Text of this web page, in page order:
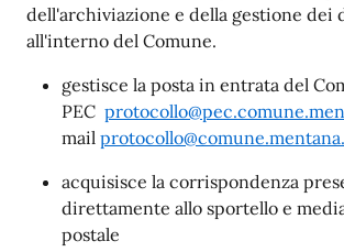
dell'archiviazione e della gestione dei
all'interno del Comune.
gestisce la posta in entrata del
PEC
mail
acquisisce la corrispondenza
direttamente allo sportello e
postale